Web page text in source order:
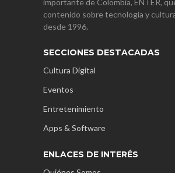
contenido sobre tecnología y
desde 1996.
SECCIONES DESTACADAS
Cultura Digital
Eventos
Entretenimiento
Apps & Software
ENLACES DE INTERÉS